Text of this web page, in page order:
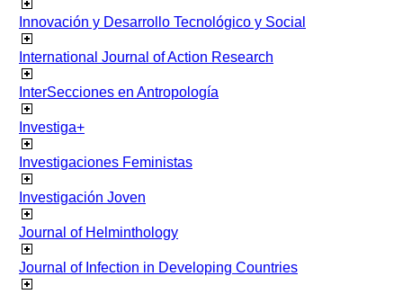
Innovación y Desarrollo Tecnológico y Social
International Journal of Action Research
InterSecciones en Antropología
Investiga+
Investigaciones Feministas
Investigación Joven
Journal of Helminthology
Journal of Infection in Developing Countries